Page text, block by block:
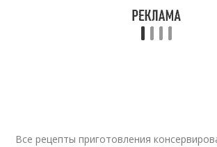
Все рецепты приготовления